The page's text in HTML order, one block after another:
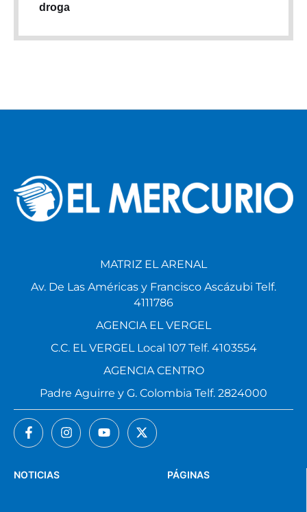
droga
PÁGINAS
NOTICIAS
MATRIZ EL ARENAL
Av. De Las Américas y Francisco Ascázubi Telf.
4111786
AGENCIA EL VERGEL
C.C. EL VERGEL Local 107 Telf. 4103554
AGENCIA CENTRO
Padre Aguirre y G. Colombia Telf. 2824000